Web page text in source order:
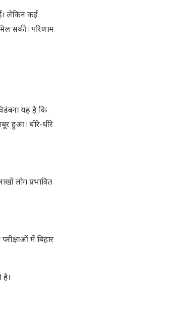
लेकिन कई
सकी। परिणाम
यह है कि
हुआ। धीरे-धीरे
लोग प्रभावित
में बिहार
है।